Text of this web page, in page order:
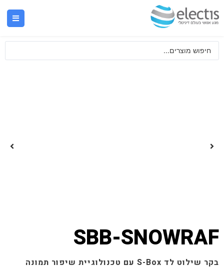
SBB-SNOWRAF
בקר שילוט לד S-Box עם טכנולוגיית שיפור תמונה